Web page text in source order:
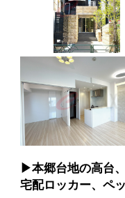
▶︎本郷台地の高台
宅配ロッカー、ペ